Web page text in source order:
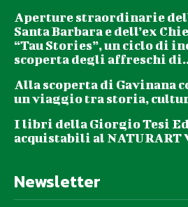
Aperture straordinarie
Santa Barbara e dell’ex
“Tau Stories”, un ciclo di
scoperta degli affreschi
Alla scoperta di Gavinana
un viaggio tra storia,
I libri della Giorgio Tesi
acquistabili al NATURART
Newsletter